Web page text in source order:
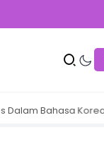
Korea Yuk!